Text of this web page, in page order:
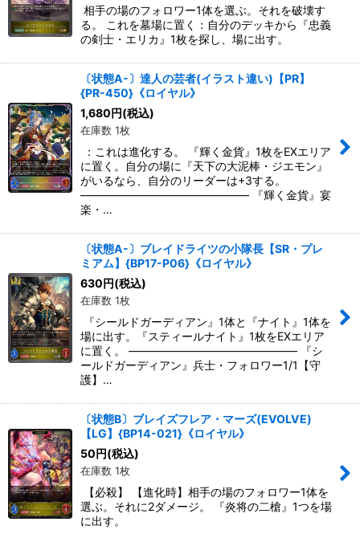
相手の場のフォロワー1体を選ぶ。それを破壊す
る。 これを墓場に置く：自分のデッキから『忠義
の剣士・エリカ』1枚を探し、場に出す。
〔状態A-〕達人の芸者(イラスト違い)【PR】
{PR-450}《ロイヤル》
1,680円(税込)
在庫数 1枚
：これは進化する。 『輝く金貨』1枚をEXエリア
に置く。自分の場に『天下の大泥棒・ジエモン』
がいるなら、自分のリーダーは+3する。
――――――――――――――― 『輝く金貨』宴
楽・…
〔状態A-〕ブレイドライツの小隊長【SR・プレ
ミアム】{BP17-P06}《ロイヤル》
630円(税込)
在庫数 1枚
『シールドガーディアン』1体と『ナイト』1体を
場に出す。『スティールナイト』1枚をEXエリア
に置く。 ――――――――――――――― 『シ
ールドガーディアン』兵士・フォロワー1/1【守
護】…
〔状態B〕ブレイズフレア・マーズ(EVOLVE)
【LG】{BP14-021}《ロイヤル》
50円(税込)
在庫数 1枚
【必殺】 【進化時】相手の場のフォロワー1体を
選ぶ。それに2ダメージ。 『炎将の二槍』1つを場
に出す。